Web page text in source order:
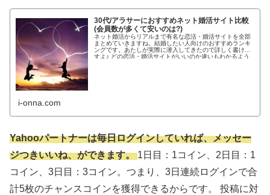
30代/アラサーにおすすめネット婚活サイト比較
(会員数が多くて安いのは?)
ネット婚活からリアルまで有名な恋活・婚活サイトを全部
まとめていきますね。結婚したい人向けのおすすめランキ
ングです。あたしが実際に潜入してきたので詳しく書けま
すよ♪ どの恋活・婚活サイトがいいのか違いもわかるよう
i-onna.com
Yahooパートナーは毎日ログインしていれば、メッセー
ジつきいいね、ができます。1日目：1コイン、2日目：1
コイン、3日目：3コイン。つまり、3日連続ログインで合
計5枚のチャンスコインを獲得できるからです。 投稿に対